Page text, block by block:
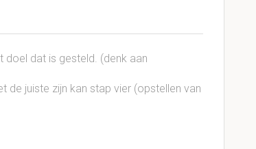
doel dat is gesteld. (denk aan
juiste zijn kan stap vier (opstellen van